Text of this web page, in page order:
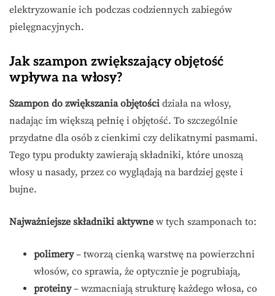
elektryzowanie ich podczas codziennych zabiegów
pielęgnacyjnych.
Jak szampon zwiększający objętość
wpływa na włosy?
Szampon do zwiększania objętości działa na włosy,
nadając im większą pełnię i objętość. To szczególnie
przydatne dla osób z cienkimi czy delikatnymi pasmami.
Tego typu produkty zawierają składniki, które unoszą
włosy u nasady, przez co wyglądają na bardziej gęste i
bujne.
Najważniejsze składniki aktywne w tych szamponach to:
polimery– tworzą cienką warstwę na powierzchni
włosów, co sprawia, że optycznie je pogrubiają,
proteiny– wzmacniają strukturę każdego włosa, co